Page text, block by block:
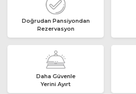
Doğrudan Pansiyondan
Rezervasyon
Daha Güvenle
Yerini Ayırt